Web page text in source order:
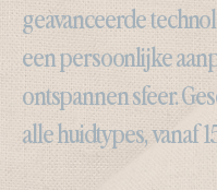
geavanceerde
een persoonlijke
ontspannen sfeer.
alle huidtypes, vanaf